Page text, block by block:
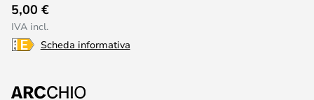
all'inizio
della
galleria
immagini
5,00 €
IVA incl.
Scheda informativa